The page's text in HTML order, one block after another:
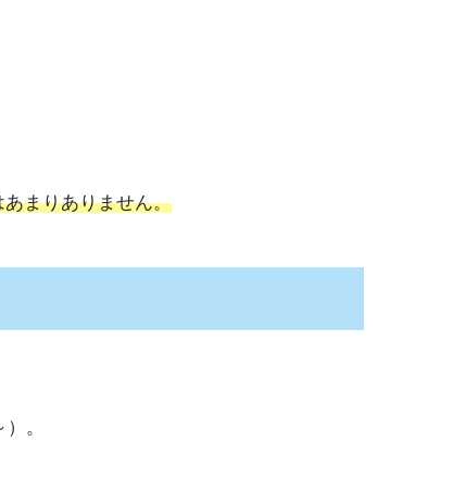
まりありません。
。